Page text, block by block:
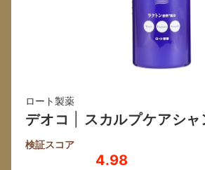
ロート製薬
デオコ スカルプケアシャ
検証スコア
4.98